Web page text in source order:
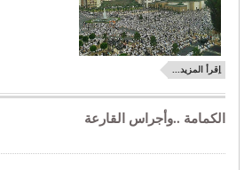
اِقرأ المزيد...
الكمامة ..وأجراس القارعة